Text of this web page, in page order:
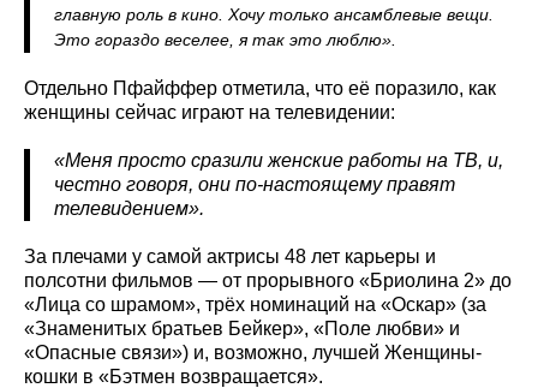
главную роль в кино. Хочу только ансамблевые вещи.
Это гораздо веселее, я так это люблю».
Отдельно Пфайффер отметила, что её поразило, как
женщины сейчас играют на телевидении:
«Меня просто сразили женские работы на ТВ, и,
честно говоря, они по-настоящему правят
телевидением».
За плечами у самой актрисы 48 лет карьеры и
полсотни фильмов — от прорывного «Бриолина 2» до
«Лица со шрамом», трёх номинаций на «Оскар» (за
«Знаменитых братьев Бейкер», «Поле любви» и
«Опасные связи») и, возможно, лучшей Женщины-
кошки в «Бэтмен возвращается».